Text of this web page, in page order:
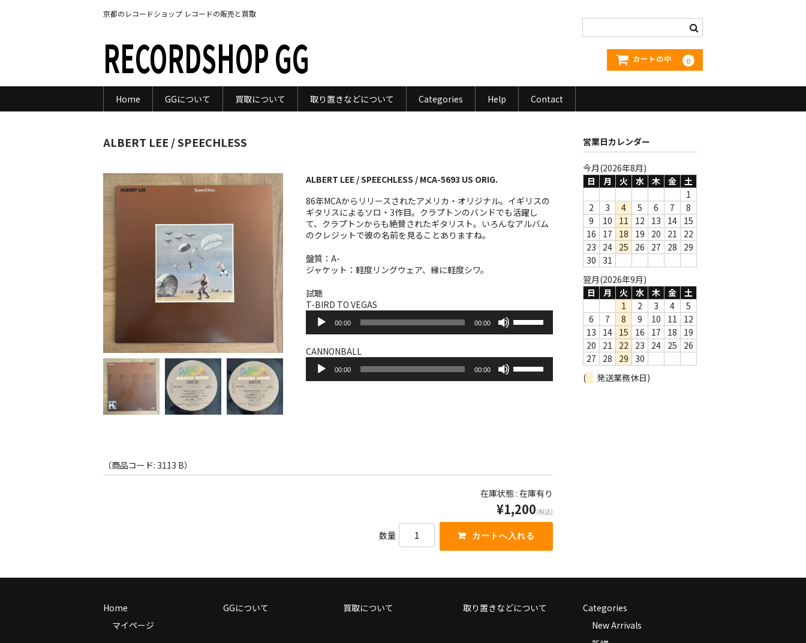
京都のレコードショップ レコードの販売と買取
RECORDSHOP GG カートの中 0
Home GGについて 買取について 取り置きなどについて Categories Help Contact
ALBERT LEE / SPEECHLESS
ALBERT LEE / SPEECHLESS / MCA-5693 US ORIG.
86年MCAからリリースされたアメリカ・オリジナル。イギリスの
ギタリスによるソロ・3作目。クラプトンのバンドでも活躍し
て、クラプトンからも絶賛されたギタリスト。いろんなアルバム
のクレジットで彼の名前を見ることありますね。
盤質：A-
ジャケット：軽度リングウェア、縁に軽度シワ。
試聴
T-BIRD TO VEGAS
プ
レ
ー
ー
00:00 00:00
リ
調
節
ー
使
っ
て
く
だ
CANNONBALL
プ
00:00 00:00
リ
下
印
キ
ー
を
く
い。
（商品コード: 3113 B）
在庫状態 : 在庫有り
¥1,200(税込)
数量
営業日カレンダー
今月(2026年8月)
日
月 火 水 木 金
土
1
2
3 4 5 6 7
8
9
10 11 12 13 14 15
16
17 18 19 20 21
22
23
24 25 26 27 28
29
30
31
翌月(2026年9月)
日
月 火 水 木 金
土
1
2 3 4
5
6
7 8 9 10 11
12
13
14 15 16 17 18
19
20
21 22 23 24 25
26
27
28 29
30
(
発送業務休日)
Home
マイページ
GGについて 買取について 取り置きなどについて
Categories
New Arrivals